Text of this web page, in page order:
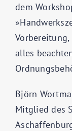
dem
alles
Björn
Mitglied des